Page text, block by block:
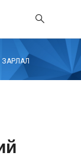
ЗАРЛАЛ